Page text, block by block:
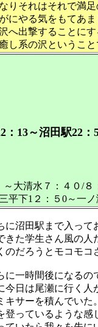
りそれはそれで満
にやる気をもてあま
へ出撃することにす
し系の沢ということ
：13～沼田駅22：
大清水７：４０/
平下1２：５0～一
沼田駅まで入って
た学生さん風の人
だろうとモコモ
一時間後になるの
日は尾瀬に行く
サーを積んでい
っているような感